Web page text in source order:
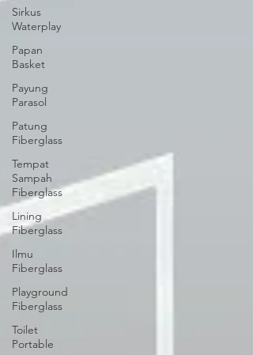
Sirkus
Waterplay
Papan
Basket
Payung
Parasol
Patung
Fiberglass
Tempat
Sampah
Fiberglass
Lining
Fiberglass
Ilmu
Fiberglass
Playground
Fiberglass
Toilet
Portable